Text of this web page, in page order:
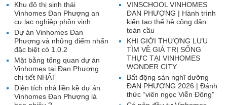
VINSCHOOL VINHOMES
ĐAN PHƯỢNG | Hành trình
kiến tạo thế hệ công dân
toàn cầu
KHI GIỚI THƯỢNG LƯU
TÌM VỀ GIÁ TRỊ SỐNG
THỰC TẠI VINHOMES
WONDER CITY
Bất động sản nghĩ dưỡng
ĐAN PHƯỢNG 2026 | Đánh
thức “viên ngọc Viễn Đông”
Khu đô thị sinh thái
Vinhomes Đan Phượng an
cư lạc nghiệp phồn vinh
Dự án Vinhomes Đan
Phượng và những điểm nhấn
đặc biệt có 1.0.2
Mặt bằng tổng quan dự án
Vinhomes tại Đan Phượng
chi tiết NHẤT
Diện tích nhà liền kề dự án
Vinhomes Đan Phượng là